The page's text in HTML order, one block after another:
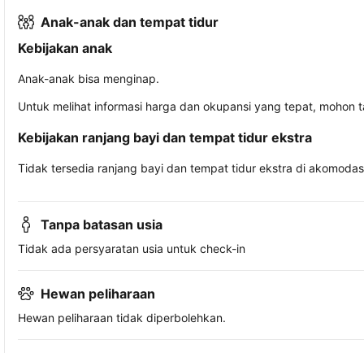
Anak-anak dan tempat tidur
Kebijakan anak
Anak-anak bisa menginap.
Untuk melihat informasi harga dan okupansi yang tepat,
Kebijakan ranjang bayi dan tempat tidur ekstra
Tidak tersedia ranjang bayi dan tempat tidur ekstra di
Tanpa batasan usia
Tidak ada persyaratan usia untuk check-in
Hewan peliharaan
Hewan peliharaan tidak diperbolehkan.